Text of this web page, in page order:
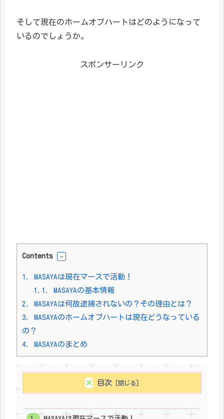
そして現在のホームオブハートはどのようになって
いるのでしょうか。
スポンサーリンク
Contents
1.
MASAYAは現在マースで活動！
1.1.
MASAYAの基本情報
2.
MASAYAは何故逮捕されないの？その理由とは？
3.
MASAYAのホームオブハートは現在どうなっている
の？
4.
MASAYAのまとめ
目次